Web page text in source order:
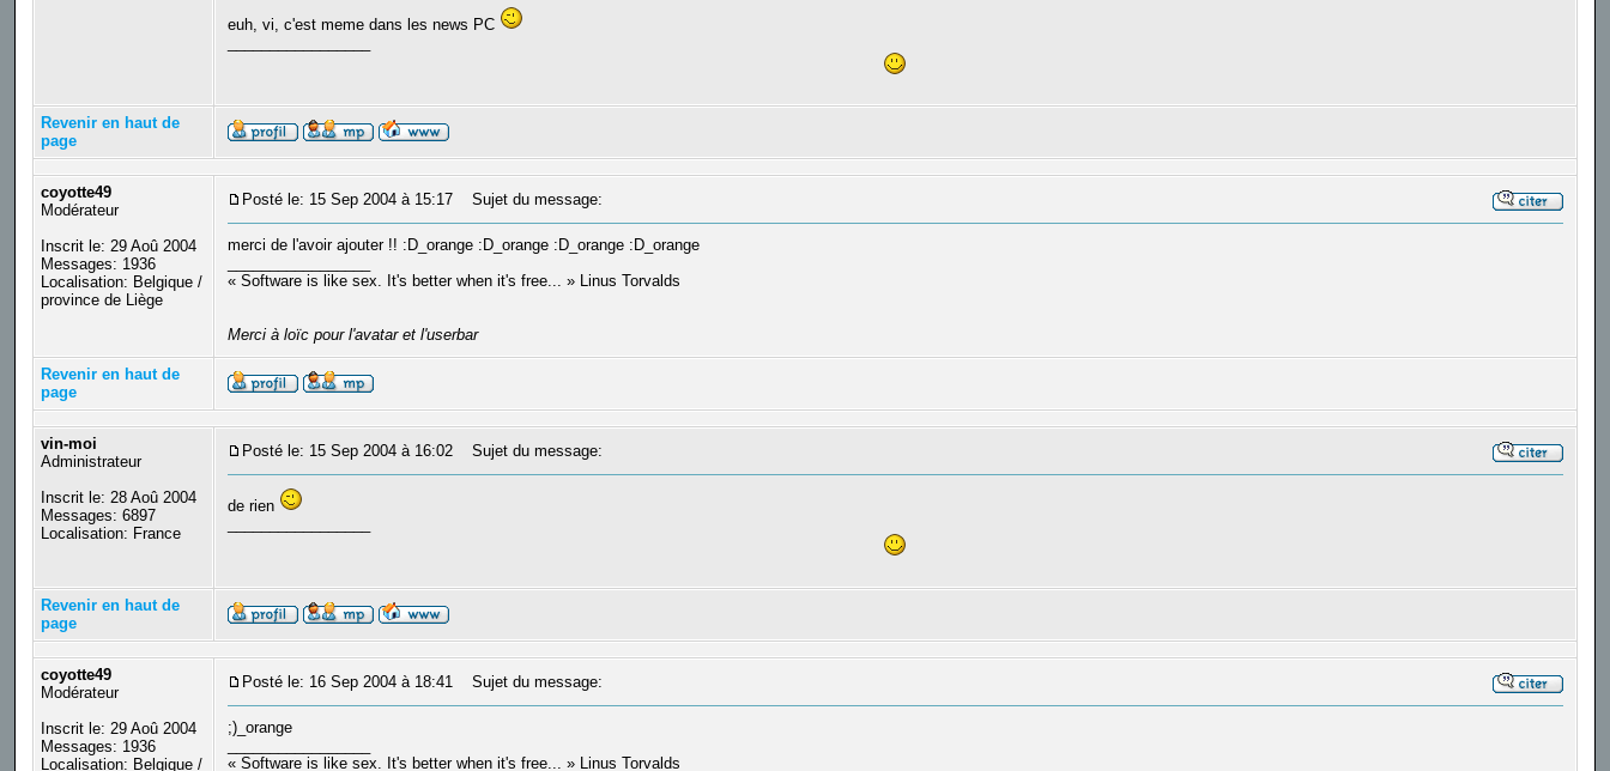
euh, vi, c'est meme dans les news PC
Revenir en haut de
page
coyotte49
Modérateur
Inscrit le: 29 Aoû 2004
Messages: 1936
Localisation: Belgique /
province de Liège
Posté le: 15 Sep 2004 à 15:17 Sujet du message:
merci de l'avoir ajouter !! :D_orange :D_orange :D_orange :D_orange
« Software is like sex. It's better when it's free... » Linus Torvalds
Merci à loïc pour l'avatar et l'userbar
Revenir en haut de
page
vin-moi
Administrateur
Inscrit le: 28 Aoû 2004
Messages: 6897
Localisation: France
Posté le: 15 Sep 2004 à 16:02 Sujet du message:
de rien
Revenir en haut de
page
coyotte49
Modérateur
Inscrit le: 29 Aoû 2004
Messages: 1936
Localisation: Belgique /
Posté le: 16 Sep 2004 à 18:41 Sujet du message:
;)_orange
« Software is like sex. It's better when it's free... » Linus Torvalds